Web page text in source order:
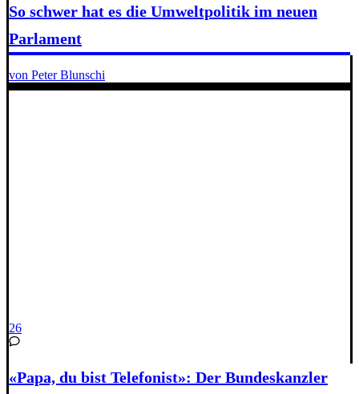
So schwer hat es die Umweltpolitik im neuen
Parlament
von Peter Blunschi
26
«Papa, du bist Telefonist»: Der Bundeskanzler